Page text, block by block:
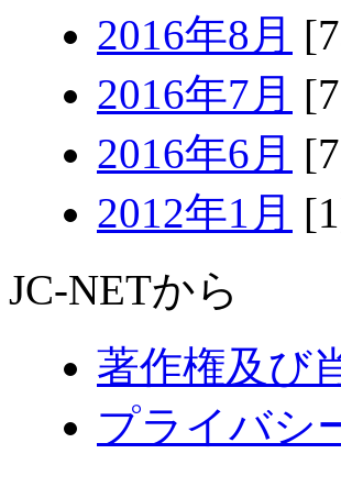
2016年8月
2016年7月
2016年6月
2012年1月
JC-NETから
著作権及び
プライバシ